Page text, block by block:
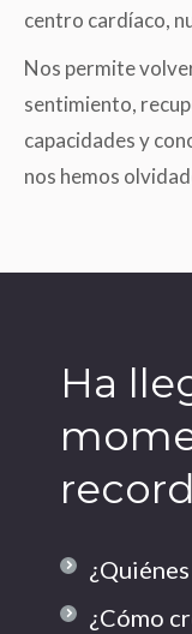
centro cardíaco,
Nos permite
sentimiento,
capacidades y
nos hemos
Ha
¿Cómo